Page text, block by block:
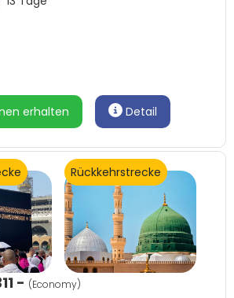
erhalten Detail
Rückkehrstrecke
- (Economy)